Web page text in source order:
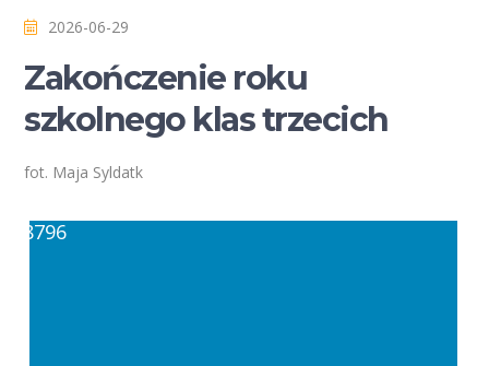
2026-06-29
Zakończenie roku
szkolnego klas trzecich
fot. Maja Syldatk